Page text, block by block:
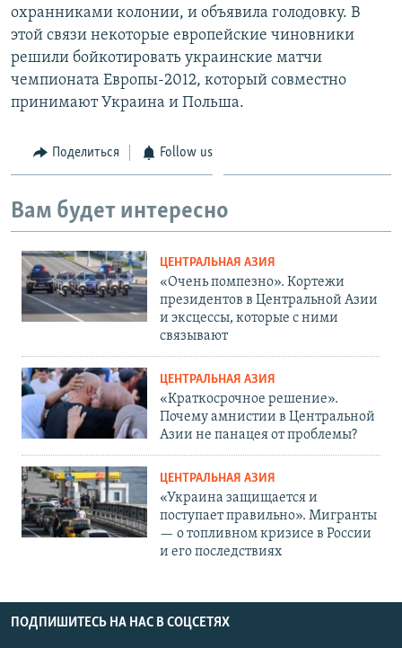
охранниками колонии, и объявила голодовку. В
этой связи некоторые европейские чиновники
решили бойкотировать украинские матчи
чемпионата Европы-2012, который совместно
принимают Украина и Польша.
Поделиться Follow us
Вам будет интересно
ЦЕНТРАЛЬНАЯ АЗИЯ
«Очень помпезно». Кортежи
президентов в Центральной Азии
и эксцессы, которые с ними
связывают
ЦЕНТРАЛЬНАЯ АЗИЯ
«Краткосрочное решение».
Почему амнистии в Центральной
Азии не панацея от проблемы?
ЦЕНТРАЛЬНАЯ АЗИЯ
«Украина защищается и
поступает правильно». Мигранты
— о топливном кризисе в России
и его последствиях
ПОДПИШИТЕСЬ НА НАС В СОЦСЕТЯХ